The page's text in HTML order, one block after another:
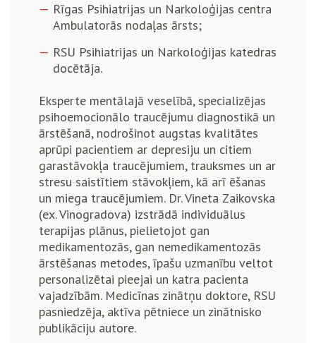
Rīgas Psihiatrijas un Narkoloģijas centra
Ambulatorās nodaļas ārsts;
RSU Psihiatrijas un Narkoloģijas katedras
docētāja.
Eksperte mentālajā veselībā, specializējas
psihoemocionālo traucējumu diagnostikā un
ārstēšanā, nodrošinot augstas kvalitātes
aprūpi pacientiem ar depresiju un citiem
garastāvokļa traucējumiem, trauksmes un ar
stresu saistītiem stāvokļiem, kā arī ēšanas
un miega traucējumiem. Dr. Vineta Zaikovska
(ex. Vinogradova) izstrādā individuālus
terapijas plānus, pielietojot gan
medikamentozās, gan nemedikamentozās
ārstēšanas metodes, īpašu uzmanību veltot
personalizētai pieejai un katra pacienta
vajadzībām. Medicīnas zinātņu doktore, RSU
pasniedzēja, aktīva pētniece un zinātnisko
publikāciju autore.